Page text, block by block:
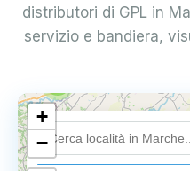
distributori di GPL in
servizio e bandiera,
0.799 €
+
−